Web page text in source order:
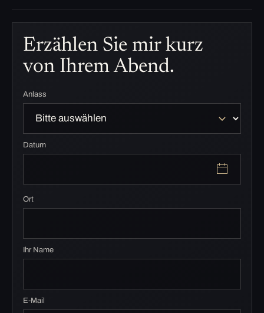
Erzählen Sie mir kurz
von Ihrem Abend.
Anlass
Datum
Ort
Ihr Name
E-Mail